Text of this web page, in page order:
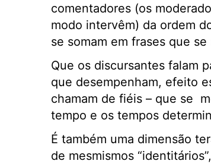
comentadores (os
modo intervêm) da ordem
se somam em frases que se
Que os discursantes falam
que desempenham, efeito
chamam de fiéis – que se
tempo e os tempos
É também uma dimensão
de mesmismos